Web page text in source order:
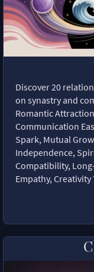
Discover 20
on synastry and
Romantic
Communication
Spark, Mutual
Independence,
Compatibility,
Empathy,